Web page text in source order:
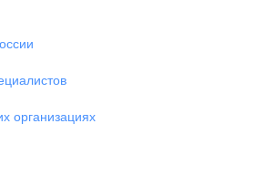
организациях